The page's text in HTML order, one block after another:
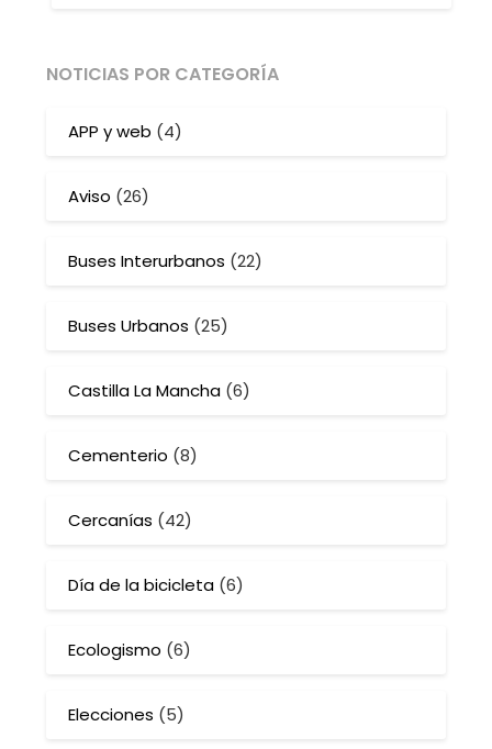
NOTICIAS POR CATEGORÍA
APP y web (4)
Aviso (26)
Buses Interurbanos (22)
Buses Urbanos (25)
Castilla La Mancha (6)
Cementerio (8)
Cercanías (42)
Día de la bicicleta (6)
Ecologismo (6)
Elecciones (5)